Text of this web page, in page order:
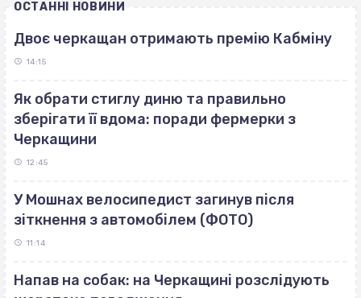
ОСТАННІ НОВИНИ
Двоє черкащан отримають премію Кабміну
14:15
Як обрати стиглу диню та правильно
зберігати її вдома: поради фермерки з
Черкащини
12:45
У Мошнах велосипедист загинув після
зіткнення з автомобілем (ФОТО)
11:14
Напав на собак: на Черкащині розслідують